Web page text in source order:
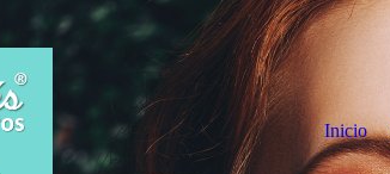
Inicio